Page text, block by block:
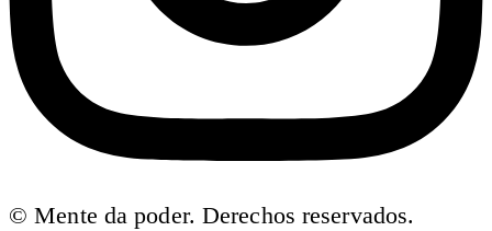
© Mente da poder. Derechos reservados.